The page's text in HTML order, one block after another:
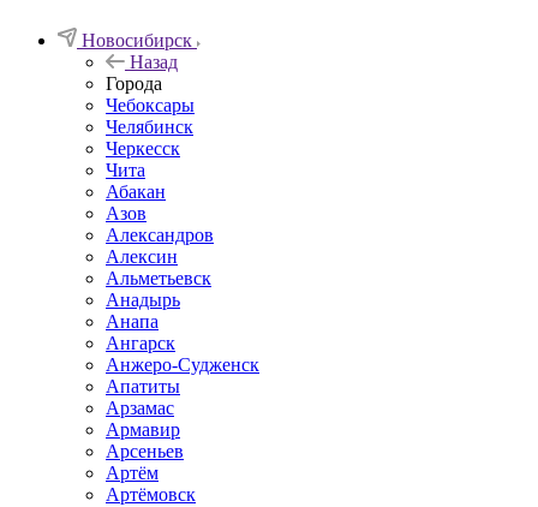
Новосибирск
Назад
Города
Чебоксары
Челябинск
Черкесск
Чита
Абакан
Азов
Александров
Алексин
Альметьевск
Анадырь
Анапа
Ангарск
Анжеро-Судженск
Апатиты
Арзамас
Армавир
Арсеньев
Артём
Артёмовск